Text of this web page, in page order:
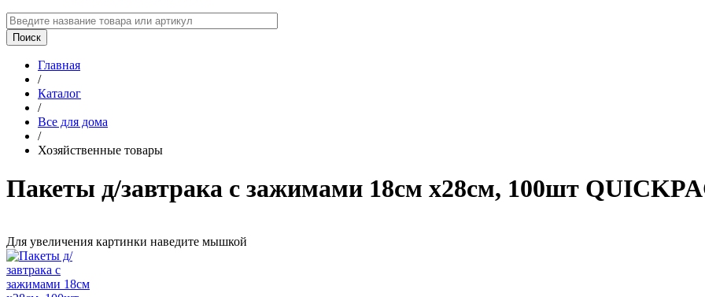
Главная
/
Каталог
/
Все для дома
/
Хозяйственные товары
Пакеты д/завтрака с зажимами 18см х28см, 100шт
Для увеличения картинки наведите мышкой